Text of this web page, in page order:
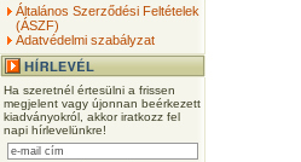
Általános Szerződési Feltételek
(ÁSZF)
Adatvédelmi szabályzat
Ha szeretnél értesülni a frissen
megjelent vagy újonnan beérkezett
kiadványokról, akkor iratkozz fel
napi hírlevelünkre!